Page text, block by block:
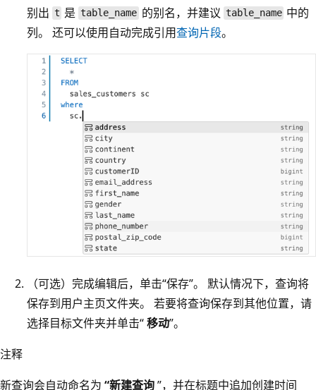
别出 t 是 table_name 的别名，并建议 table_name 中的
列。 还可以使用自动完成引用查询片段。
（可选）完成编辑后，单击“保存”。
默认情况下，查询将
保存到用户主页文件夹。 若要将查询保存到其他位置，请
选择目标文件夹并单击“移动”。
注释
新查询会自动命名为 “新建查询”，并在标题中追加创建时间